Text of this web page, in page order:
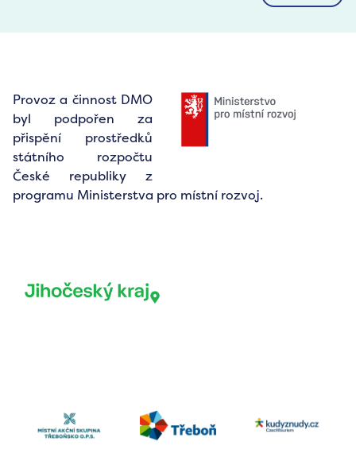
Provoz a činnost DMO
byl podpořen za
přispění prostředků
státního rozpočtu
České republiky z
programu Ministerstva pro místní rozvoj.